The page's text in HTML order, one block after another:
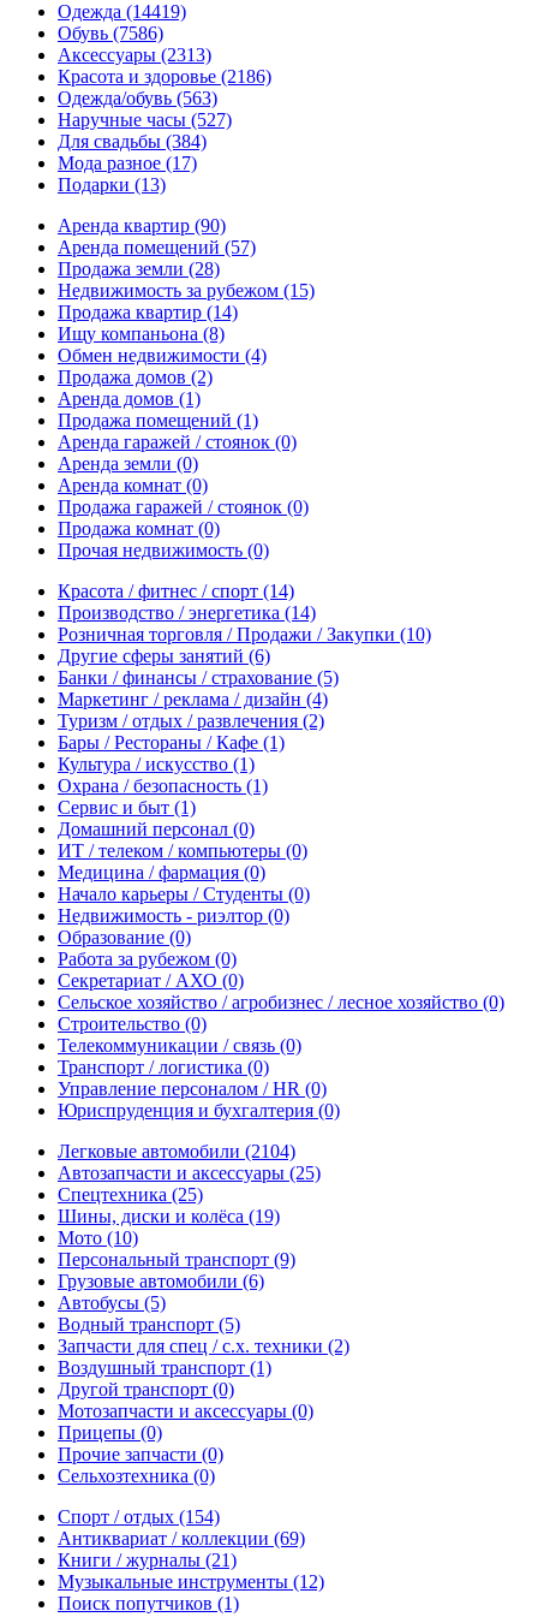
Одежда (14419)
Обувь (7586)
Аксессуары (2313)
Красота и здоровье (2186)
Одежда/обувь (563)
Наручные часы (527)
Для свадьбы (384)
Мода разное (17)
Подарки (13)
Аренда квартир (90)
Аренда помещений (57)
Продажа земли (28)
Недвижимость за рубежом (15)
Продажа квартир (14)
Ищу компаньона (8)
Обмен недвижимости (4)
Продажа домов (2)
Аренда домов (1)
Продажа помещений (1)
Аренда гаражей / стоянок (0)
Аренда земли (0)
Аренда комнат (0)
Продажа гаражей / стоянок (0)
Продажа комнат (0)
Прочая недвижимость (0)
Красота / фитнес / спорт (14)
Производство / энергетика (14)
Розничная торговля / Продажи / Закупки (10)
Другие сферы занятий (6)
Банки / финансы / страхование (5)
Маркетинг / реклама / дизайн (4)
Туризм / отдых / развлечения (2)
Бары / Рестораны / Кафе (1)
Культура / искусство (1)
Охрана / безопасность (1)
Сервис и быт (1)
Домашний персонал (0)
ИТ / телеком / компьютеры (0)
Медицина / фармация (0)
Начало карьеры / Студенты (0)
Недвижимость - риэлтор (0)
Образование (0)
Работа за рубежом (0)
Секретариат / АХО (0)
Сельское хозяйство / агробизнес / лесное хозяйство (0)
Строительство (0)
Телекоммуникации / связь (0)
Транспорт / логистика (0)
Управление персоналом / HR (0)
Юриспруденция и бухгалтерия (0)
Легковые автомобили (2104)
Автозапчасти и аксессуары (25)
Спецтехника (25)
Шины, диски и колёса (19)
Мото (10)
Персональный транспорт (9)
Грузовые автомобили (6)
Автобусы (5)
Водный транспорт (5)
Запчасти для спец / с.х. техники (2)
Воздушный транспорт (1)
Другой транспорт (0)
Мотозапчасти и аксессуары (0)
Прицепы (0)
Прочие запчасти (0)
Сельхозтехника (0)
Спорт / отдых (154)
Антиквариат / коллекции (69)
Книги / журналы (21)
Музыкальные инструменты (12)
Поиск попутчиков (1)